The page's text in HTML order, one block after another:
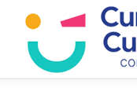
contenido